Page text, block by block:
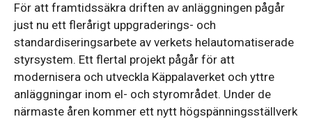
För att framtidssäkra driften av anläggningen pågår
just nu ett flerårigt uppgraderings- och
standardiseringsarbete av verkets helautomatiserade
styrsystem. Ett flertal projekt pågår för att
modernisera och utveckla Käppalaverket och yttre
anläggningar inom el- och styrområdet. Under de
närmaste åren kommer ett nytt högspänningsställverk